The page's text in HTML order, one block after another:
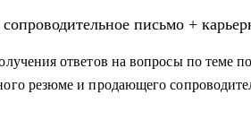
письмо +
ответов на вопросы по теме
резюме и продающего